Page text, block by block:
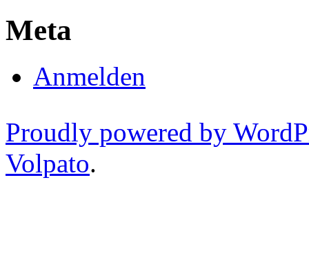
Meta
Anmelden
Proudly powered by
Volpato.